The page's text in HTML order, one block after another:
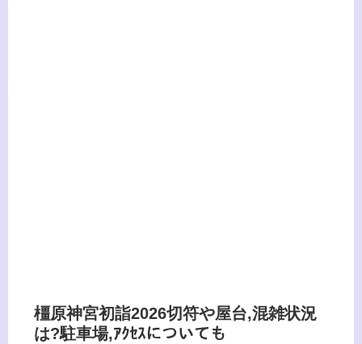
橿原神宮初詣2026切符や屋台,混雑状況
は?駐車場,ｱｸｾｽについても